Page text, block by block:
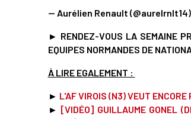
— Aurélien Renault (@aurelrnlt14)
► RENDEZ-VOUS LA SEMAINE
EQUIPES NORMANDES DE
À LIRE EGALEMENT :
► L'AF VIROIS (N3) VEUT ENCORE
► [VIDÉO] GUILLAUME GONEL